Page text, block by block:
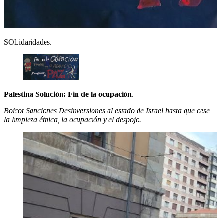
SOLidaridades.
Palestina Solución: Fin de la ocupación.
Boicot Sanciones Desinversiones al estado de Israel hasta que cese
la limpieza étnica, la ocupación y el despojo.